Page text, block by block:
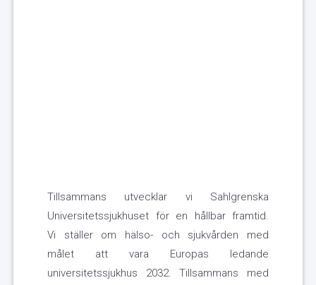
Tillsammans utvecklar vi Sahlgrenska
Universitetssjukhuset för en hållbar framtid.
Vi ställer om hälso- och sjukvården med
målet att vara Europas ledande
universitetssjukhus 2032. Tillsammans med